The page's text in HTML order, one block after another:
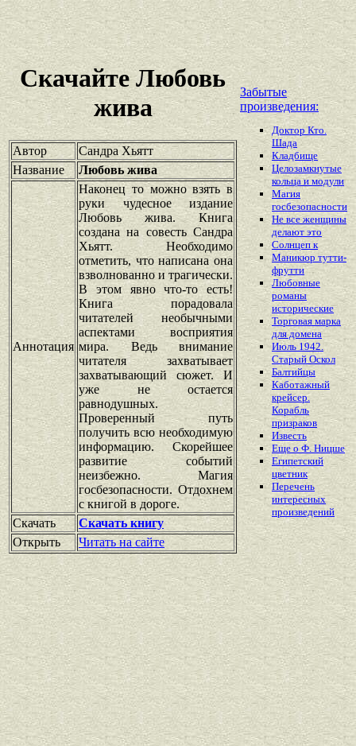
Скачайте Любовь
жива
Автор
Сандра Хьятт
Название
Любовь жива
Аннотация
Наконец то можно взять в
руки чудесное издание
Любовь жива. Книга
создана на совесть Сандра
Хьятт. Необходимо
отметить, что написана она
взволнованно и трагически.
В этом явно что-то есть!
Книга порадовала
читателей необычными
аспектами восприятия
мира. Ведь внимание
читателя захватывает
захватывающий сюжет. И
уже не остается
равнодушных.
Проверенный путь
получить всю необходимую
информацию. Скорейшее
развитие событий
неизбежно. Магия
госбезопасности. Отдохнем
с книгой в дороге.
Скачать
Скачать книгу
Открыть
Читать на сайте
Забытые
произведения:
Доктор Кто.
Шада
Кладбище
Целозамкнутые
кольца и модули
Магия
госбезопасности
Не все женщины
делают это
Солнцеп к
Маникюр тутти-
фрутти
Любовные
романы
исторические
Торговая марка
для домена
Июль 1942.
Старый Оскол
Балтийцы
Каботажный
крейсер.
Корабль
призраков
Известь
Еще о Ф. Ницше
Египетский
цветник
Перечень
интересных
произведений